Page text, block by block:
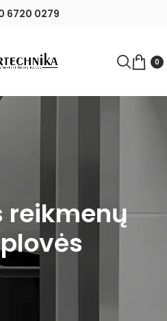
6720 0279
0
reikmenų